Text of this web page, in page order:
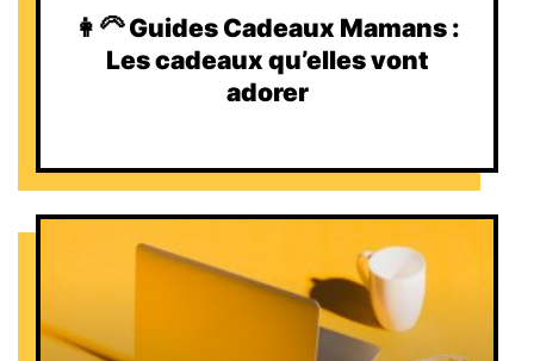
👩‍🦳 Guides Cadeaux Mamans :
Les cadeaux qu’elles vont
adorer